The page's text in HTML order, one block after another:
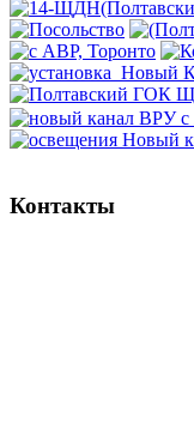
Контакты